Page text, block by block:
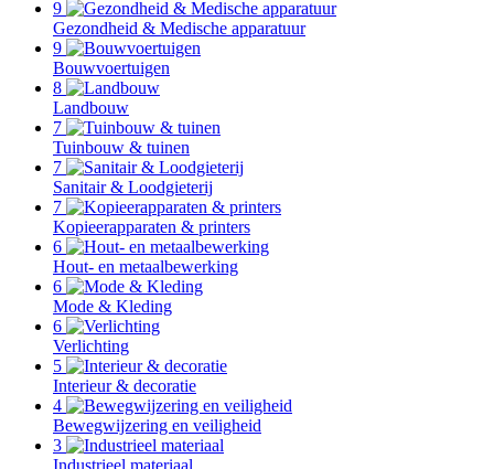
9
Gezondheid & Medische apparatuur
9
Bouwvoertuigen
8
Landbouw
7
Tuinbouw & tuinen
7
Sanitair & Loodgieterij
7
Kopieerapparaten & printers
6
Hout- en metaalbewerking
6
Mode & Kleding
6
Verlichting
5
Interieur & decoratie
4
Bewegwijzering en veiligheid
3
Industrieel materiaal